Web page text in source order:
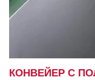
КОНВЕЙЕР С